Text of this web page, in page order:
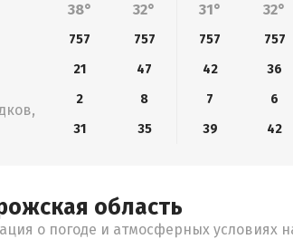
38°
32° 31° 32°
757 757 757 757
21
47 42 36
2
8 7 6
31
35 39 42
область
о погоде и атмосферных условиях